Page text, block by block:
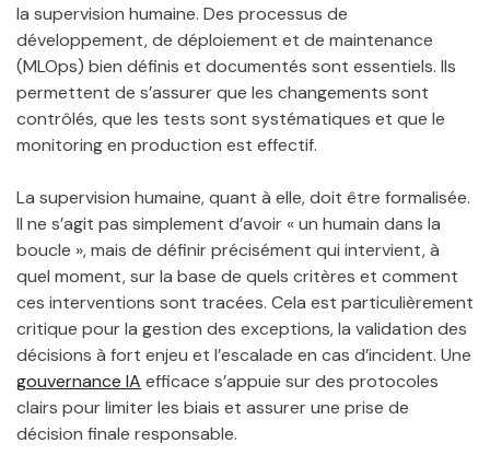
la supervision humaine. Des processus de
développement, de déploiement et de maintenance
(MLOps) bien définis et documentés sont essentiels. Ils
permettent de s’assurer que les changements sont
contrôlés, que les tests sont systématiques et que le
monitoring en production est effectif.
La supervision humaine, quant à elle, doit être formalisée.
Il ne s’agit pas simplement d’avoir « un humain dans la
boucle », mais de définir précisément qui intervient, à
quel moment, sur la base de quels critères et comment
ces interventions sont tracées. Cela est particulièrement
critique pour la gestion des exceptions, la validation des
décisions à fort enjeu et l’escalade en cas d’incident. Une
gouvernance IA efficace s’appuie sur des protocoles
clairs pour limiter les biais et assurer une prise de
décision finale responsable.